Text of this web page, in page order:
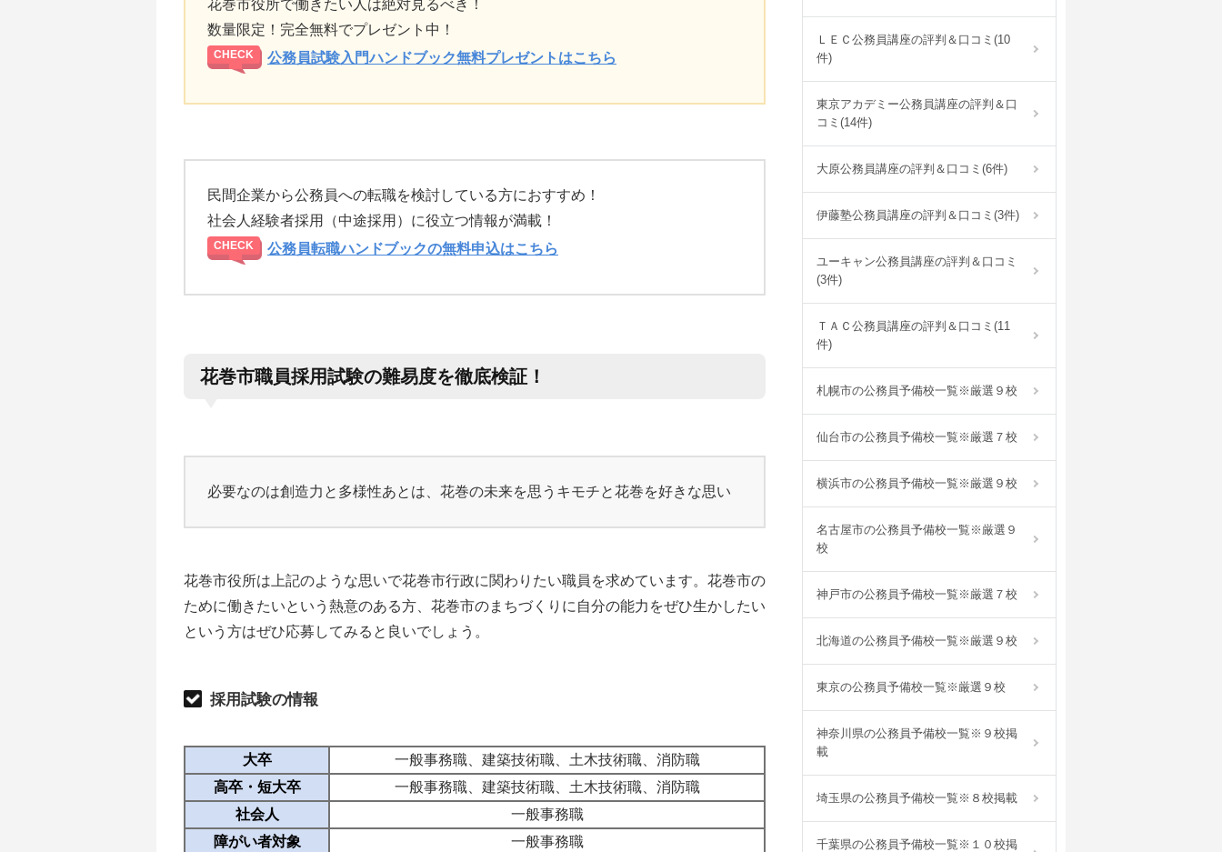
花巻市役所で働きたい人は絶対見るべき！
数量限定！完全無料でプレゼント中！
公務員試験入門ハンドブック無料プレゼントはこちら
民間企業から公務員への転職を検討している方におすすめ！
社会人経験者採用（中途採用）に役立つ情報が満載！
公務員転職ハンドブックの無料申込はこちら
花巻市職員採用試験の難易度を徹底検証！
必要なのは創造力と多様性あとは、花巻の未来を思うキモチと花巻を好きな思い
花巻市役所は上記のような思いで花巻市行政に関わりたい職員を求めています。花巻市の
ために働きたいという熱意のある方、花巻市のまちづくりに自分の能力をぜひ生かしたい
という方はぜひ応募してみると良いでしょう。
採用試験の情報
大卒
一般事務職、建築技術職、土木技術職、消防職
高卒・短大卒
一般事務職、建築技術職、土木技術職、消防職
社会人
一般事務職
障がい者対象
一般事務職
ＬＥＣ公務員講座の評判＆口コミ(10
件)
東京アカデミー公務員講座の評判＆口
コミ(14件)
大原公務員講座の評判＆口コミ(6件)
伊藤塾公務員講座の評判＆口コミ(3件)
ユーキャン公務員講座の評判＆口コミ
(3件)
ＴＡＣ公務員講座の評判＆口コミ(11
件)
札幌市の公務員予備校一覧※厳選９校
仙台市の公務員予備校一覧※厳選７校
横浜市の公務員予備校一覧※厳選９校
名古屋市の公務員予備校一覧※厳選９
校
神戸市の公務員予備校一覧※厳選７校
北海道の公務員予備校一覧※厳選９校
東京の公務員予備校一覧※厳選９校
神奈川県の公務員予備校一覧※９校掲
載
埼玉県の公務員予備校一覧※８校掲載
千葉県の公務員予備校一覧※１０校掲